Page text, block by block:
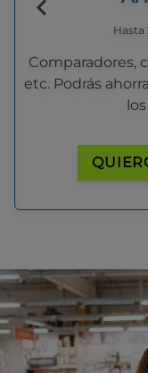
Comparadores,
etc. Podrás